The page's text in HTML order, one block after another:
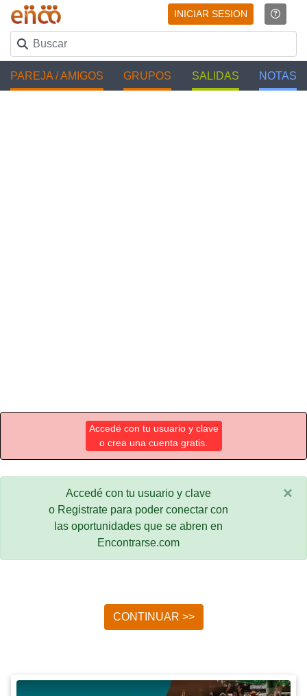
INICIAR SESION
PAREJA / AMIGOS GRUPOS SALIDAS NOTAS
Accedé con tu usuario y clave
o crea una cuenta gratis.
Accedé con tu usuario y clave
o Registrate para poder conectar con
las oportunidades que se abren en
Encontrarse.com
×
CONTINUAR >>